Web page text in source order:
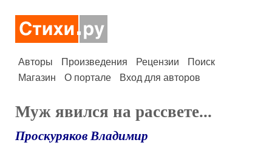
Авторы Произведения Рецензии
Поиск
Магазин
О портале Вход для авторов
Муж явился на рассвете...
Проскуряков Владимир